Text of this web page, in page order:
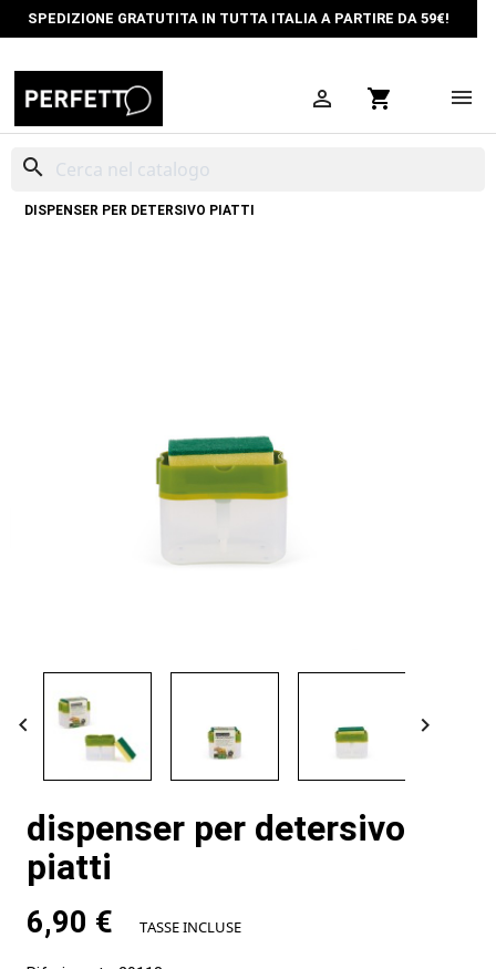
SPEDIZIONE GRATUTITA IN TUTTA ITALIA A PARTIRE DA 59€!
 shopping_cart
search
DISPENSER PER DETERSIVO PIATTI
 
dispenser per detersivo
piatti
6,90 € TASSE INCLUSE